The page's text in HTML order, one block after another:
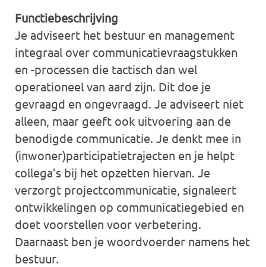
Functiebeschrijving
Je adviseert het bestuur en management
integraal over communicatievraagstukken
en -processen die tactisch dan wel
operationeel van aard zijn. Dit doe je
gevraagd en ongevraagd. Je adviseert niet
alleen, maar geeft ook uitvoering aan de
benodigde communicatie. Je denkt mee in
(inwoner)participatietrajecten en je helpt
collega’s bij het opzetten hiervan. Je
verzorgt projectcommunicatie, signaleert
ontwikkelingen op communicatiegebied en
doet voorstellen voor verbetering.
Daarnaast ben je woordvoerder namens het
bestuur.